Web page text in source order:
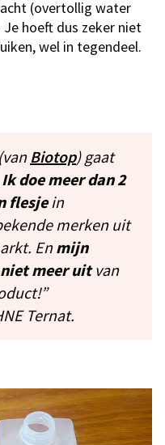
(overtollig water
hoeft dus zeker niet
wel in tegendeel.
Biotop) gaat
Ik doe meer dan 2
flesjein
merken uit
Enmijn
meer uitvan
Ternat.